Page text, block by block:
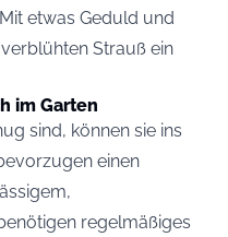
etwas Geduld und
Strauß ein
im Garten
sind, können sie ins
einen
regelmäßiges